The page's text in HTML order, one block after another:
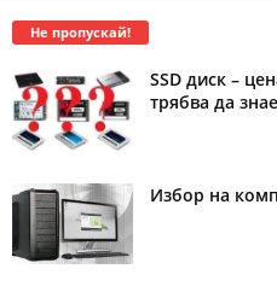
Не пропускай!
SSD диск –
трябва да
Избор на